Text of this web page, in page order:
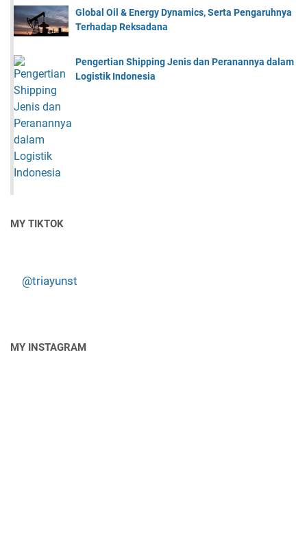
Global Oil & Energy Dynamics, Serta Pengaruhnya
Terhadap Reksadana
Pengertian Shipping Jenis dan Peranannya dalam
Logistik Indonesia
MY TIKTOK
@triayunst
MY INSTAGRAM